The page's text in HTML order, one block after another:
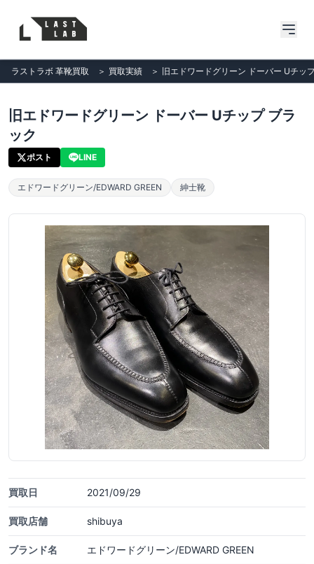
ラストラボ 革靴買取 ＞ 買取実績 ＞ 旧エドワードグリーン ドーバー Uチッ
旧エドワードグリーン ドーバー Uチップ ブラ
ック
ポスト LINE
エドワードグリーン/EDWARD GREEN 紳士靴
買取日 2021/09/29
買取店舗 shibuya
ブランド名 エドワードグリーン/EDWARD GREEN